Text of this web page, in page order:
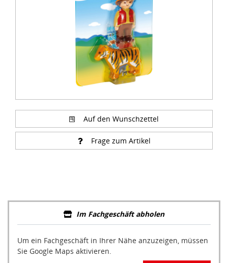
Auf den Wunschzettel
Frage zum Artikel
Im Fachgeschäft abholen
Um ein Fachgeschäft in Ihrer Nähe anzuzeigen, müssen
Sie Google Maps aktivieren.